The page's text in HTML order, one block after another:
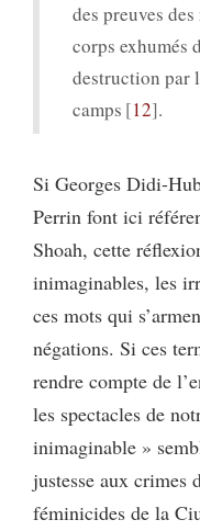
des preuves
corps exhumés
destruction par
camps 12 .
Si Georges Didi-
Perrin font ici
Shoah, cette
inimaginables, les
ces mots qui
négations. Si ces
rendre compte de
les spectacles de
inimaginable »
justesse aux crimes
féminicides de la